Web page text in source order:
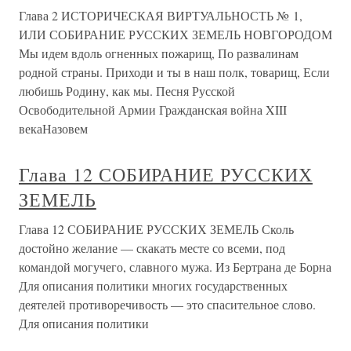
Глава 2 ИСТОРИЧЕСКАЯ ВИРТУАЛЬНОСТЬ № 1,
ИЛИ СОБИРАНИЕ РУССКИХ ЗЕМЕЛЬ НОВГОРОДОМ
Мы идем вдоль огненных пожарищ, По развалинам
родной страны. Приходи и ты в наш полк, товарищ, Если
любишь Родину, как мы. Песня Русской
Освободительной Армии Гражданская война XIII
векаНазовем
Глава 12 СОБИРАНИЕ РУССКИХ
ЗЕМЕЛЬ
Глава 12 СОБИРАНИЕ РУССКИХ ЗЕМЕЛЬ Сколь
достойно желание — скакать месте со всеми, под
командой могучего, славного мужа. Из Бертрана де Борна
Для описания политики многих государственных
деятелей противоречивость — это спасительное слово.
Для описания политики